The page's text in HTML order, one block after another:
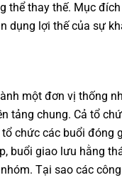
thể thay thế. Mục
dụng lợi thế của sự
một đơn vị thống
tảng chung. Cả tổ
chức các buổi đóng
buổi giao lưu hằng
Tại sao các